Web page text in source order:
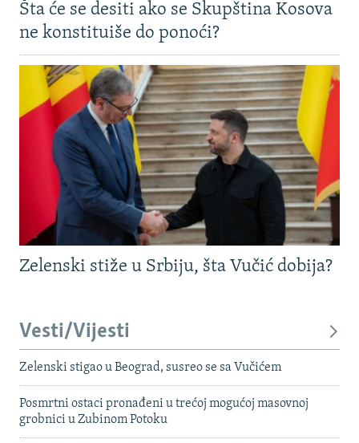
Šta će se desiti ako se Skupština Kosova
ne konstituiše do ponoći?
Zelenski stiže u Srbiju, šta Vučić dobija?
Vesti/Vijesti
Zelenski stigao u Beograd, susreo se sa Vučićem
Posmrtni ostaci pronađeni u trećoj mogućoj masovnoj
grobnici u Zubinom Potoku